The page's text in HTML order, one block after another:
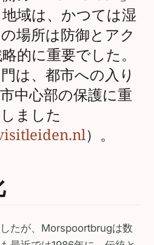
域は、かつては湿
場所は防御とアク
的に重要でした。
は、都市への入り
中心部の保護に重
ました
）。
たが、Morspoortbrugは数